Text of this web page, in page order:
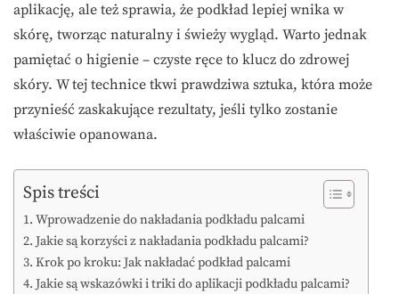
aplikację, ale też sprawia, że podkład lepiej wnika w
skórę, tworząc naturalny i świeży wygląd. Warto jednak
pamiętać o higienie – czyste ręce to klucz do zdrowej
skóry. W tej technice tkwi prawdziwa sztuka, która może
przynieść zaskakujące rezultaty, jeśli tylko zostanie
właściwie opanowana.
Spis treści
Wprowadzenie do nakładania podkładu palcami
Jakie są korzyści z nakładania podkładu palcami?
Krok po kroku: Jak nakładać podkład palcami
Jakie są wskazówki i triki do aplikacji podkładu palcami?